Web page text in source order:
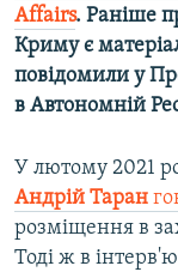
Affairs. Раніше
Криму є
повідомили у
в Автономній
У лютому 2021
Андрій Таран
розміщення в
Тоді ж в інтерв'ю